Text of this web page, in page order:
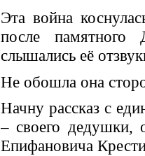
Эта война
после
слышались её
Не обошла она
Начну рассказ с
– своего дедушки,
Епифановича